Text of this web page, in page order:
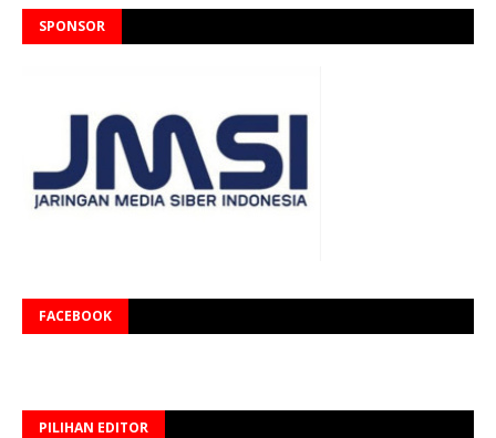
SPONSOR
FACEBOOK
PILIHAN EDITOR